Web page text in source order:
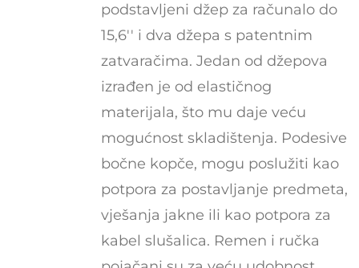
podstavljeni džep za računalo do
15,6'' i dva džepa s patentnim
zatvaračima. Jedan od džepova
izrađen je od elastičnog
materijala, što mu daje veću
mogućnost skladištenja. Podesive
bočne kopče, mogu poslužiti kao
potpora za postavljanje predmeta,
vješanja jakne ili kao potpora za
kabel slušalica. Remen i ručka